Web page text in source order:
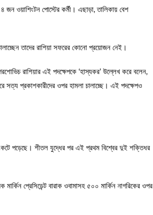
জন ওয়াশিংটন পোস্টের কর্মী। এছাড়া, তালিকায় বেশ
তাদের রাশিয়া সফরের কোনো প্রয়োজন নেই।
রাশিয়ার এই পদক্ষেপকে ‘হাস্যকর’ উল্লেখ করে বলেন,
সত্য প্রকাশকারীদের ওপর হামলা চালাচ্ছে। এই পদক্ষেপও
পড়েছে। শীতল যুদ্ধের পর এই প্রথম বিশ্বের দুই শক্তিধর
প্রেসিডেন্ট বারাক ওবামাসহ ৫০০ মার্কিন নাগরিকের ওপর